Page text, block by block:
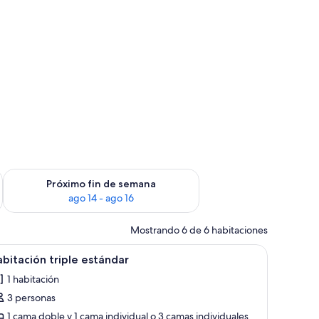
semana ago 7 - ago 9
Próximo fin de semana
ago 14 - ago 16
Consulta la disponibilidad para el próximo fin de semana ago
Mostrando 6 de 6 habitaciones
de insonorización Caja de seguridad en la habitación y sistema
4 triple estándar
1 habitación
3 personas
1 cama doble y 1 cama individual o 3 camas individuales